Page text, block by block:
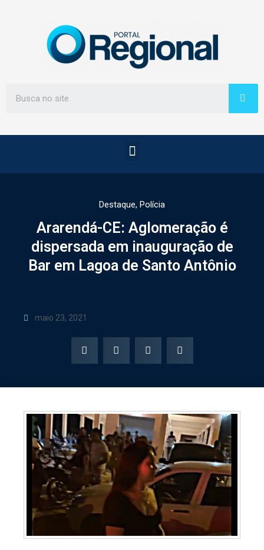
Destaque, Polícia
Ararendá-CE: Aglomeração é
dispersada em inauguração de
Bar em Lagoa de Santo Antônio
maio 23, 2021